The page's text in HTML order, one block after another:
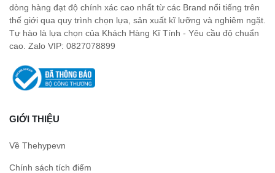
dòng hàng đạt độ chính xác cao nhất từ các Brand nổi tiếng trên
thế giới qua quy trình chọn lựa, sản xuất kĩ lưỡng và nghiêm ngặt.
Tự hào là lựa chọn của Khách Hàng Kĩ Tính - Yêu cầu độ chuẩn
cao. Zalo VIP: 0827078899
GIỚI THIỆU
Về Thehypevn
Chính sách tích điểm